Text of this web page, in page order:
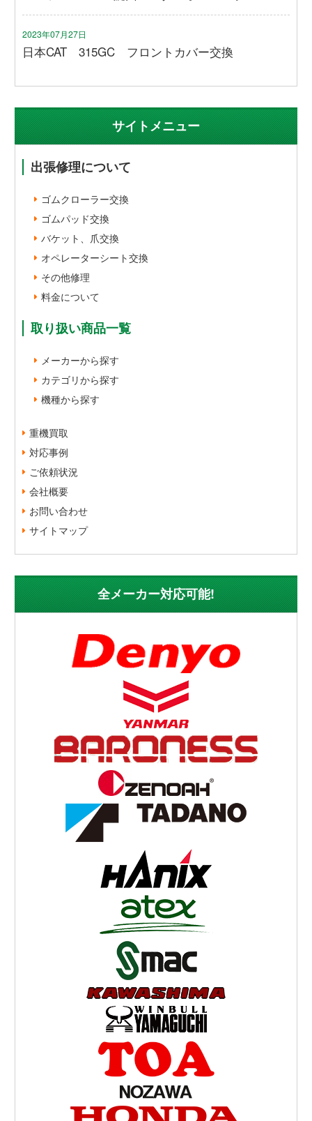
2023年07月27日
日本CAT 315GC フロントカバー交換
サイトメニュー
出張修理について
ゴムクローラー交換
ゴムパッド交換
バケット、爪交換
オペレーターシート交換
その他修理
料金について
取り扱い商品一覧
メーカーから探す
カテゴリから探す
機種から探す
重機買取
対応事例
ご依頼状況
会社概要
お問い合わせ
サイトマップ
全メーカー対応可能!